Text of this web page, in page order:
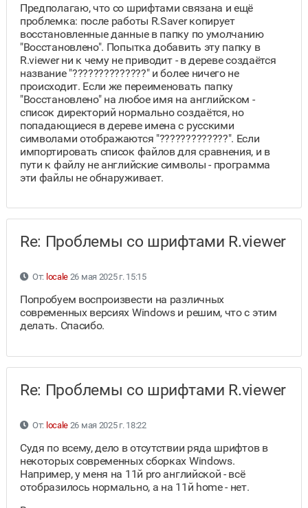
Предполагаю, что со шрифтами связана и ещё
проблемка: после работы R.Saver копирует
восстановленные данные в папку по умолчанию
"Восстановлено". Попытка добавить эту папку в
R.viewer ни к чему не приводит - в дереве создаётся
название "??????????????" и более ничего не
происходит. Если же переименовать папку
"Восстановлено" на любое имя на английском -
список директорий нормально создаётся, но
попадающиеся в дереве имена с русскими
символами отображаются "?????????????". Если
импортировать список файлов для сравнения, и в
пути к файлу не английские символы - программа
эти файлы не обнаруживает.
Re: Проблемы со шрифтами R.viewer
От: locale 26 мая 2025 г. 15:15
Попробуем воспроизвести на различных
современных версиях Windows и решим, что с этим
делать. Спасибо.
Re: Проблемы со шрифтами R.viewer
От: locale 26 мая 2025 г. 18:22
Судя по всему, дело в отсутствии ряда шрифтов в
некоторых современных сборках Windows.
Например, у меня на 11й pro английской - всё
отобразилось нормально, а на 11й home - нет.